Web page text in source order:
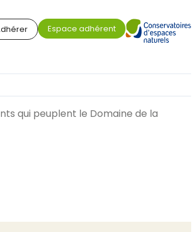
Espace adhérent
qui peuplent le Domaine de la